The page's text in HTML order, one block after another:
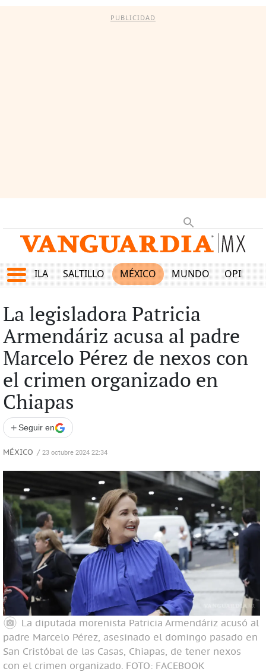
PUBLICIDAD
COAHUILA SALTILLO MÉXICO MUNDO OPINIÓN
La legisladora Patricia
Armendáriz acusa al padre
Marcelo Pérez de nexos con
el crimen organizado en
Chiapas
+ Seguir en
MÉXICO / 23 octubre 2024 22:34
La diputada morenista Patricia Armendáriz acusó al
padre Marcelo Pérez, asesinado el domingo pasado en
San Cristóbal de las Casas, Chiapas, de tener nexos
con el crimen organizado. FOTO: FACEBOOK